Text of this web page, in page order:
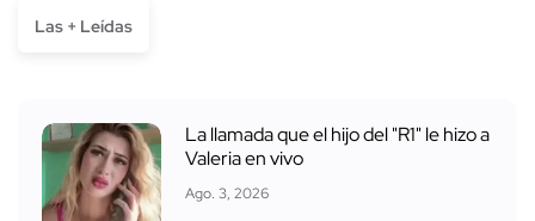
Las + Leídas
La llamada que el hijo del "R1" le hizo a
Valeria en vivo
Ago. 3, 2026